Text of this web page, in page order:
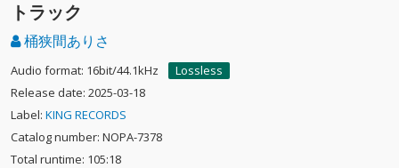
トラック
桶狭間ありさ
Audio format: 16bit/44.1kHz
Lossless
Release date: 2025-03-18
Label: KING RECORDS
Catalog number: NOPA-7378
Total runtime: 105:18